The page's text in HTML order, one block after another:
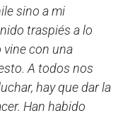
sino a mi
traspiés a lo
vine con una
A todos nos
hay que dar la
Han habido